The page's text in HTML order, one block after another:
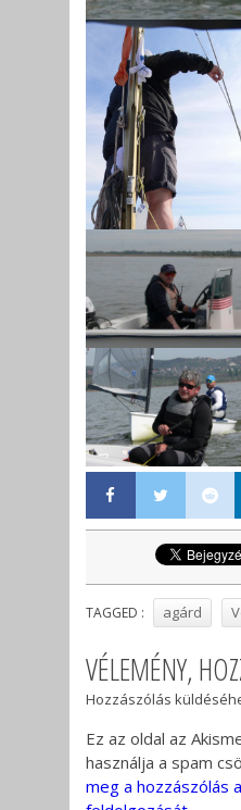
TAGGED : agárd
VÉLEMÉNY,
Hozzászólás
Ez az oldal az
használja a spam
meg a hozzászólás